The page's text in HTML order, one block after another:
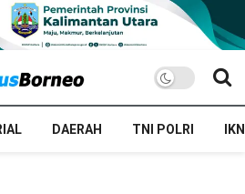
DAERAH TNI POLRI IKN